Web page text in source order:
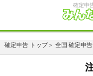
確定申
確定申告 トップ＞ 全国 確定申告